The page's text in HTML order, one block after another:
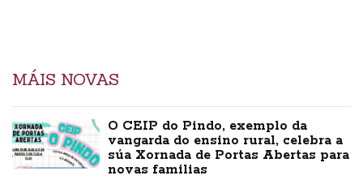
MÁIS NOVAS
O CEIP do Pindo, exemplo da
vangarda do ensino rural, celebra a
súa Xornada de Portas Abertas para
novas familias